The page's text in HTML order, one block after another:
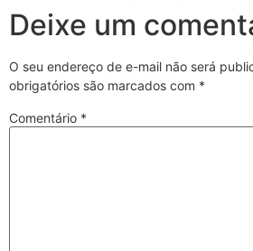
Deixe um
O seu endereço de e-mail não será
obrigatórios são marcados com *
Comentário *